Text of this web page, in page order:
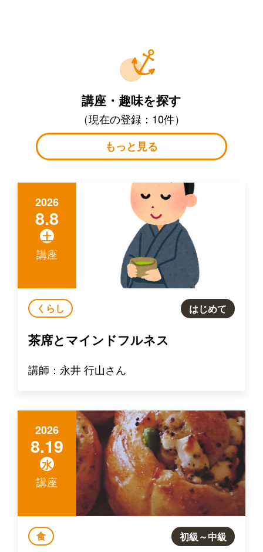
講座・趣味を探す
（現在の登録：10件）
もっと見る
2026
8.8
土
講座
くらし はじめて
茶席とマインドフルネス
講師：永井 行山さん
2026
8.19
水
講座
食 初級～中級